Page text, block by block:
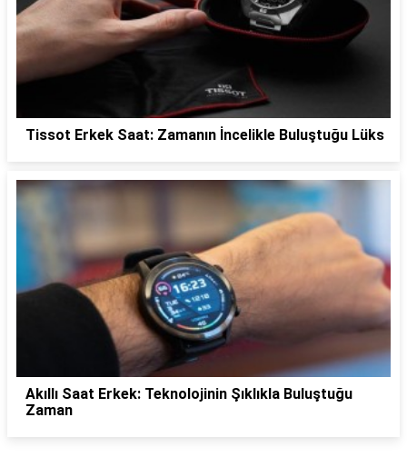
Tissot Erkek Saat: Zamanın İncelikle Buluştuğu Lüks
Akıllı Saat Erkek: Teknolojinin Şıklıkla Buluştuğu
Zaman